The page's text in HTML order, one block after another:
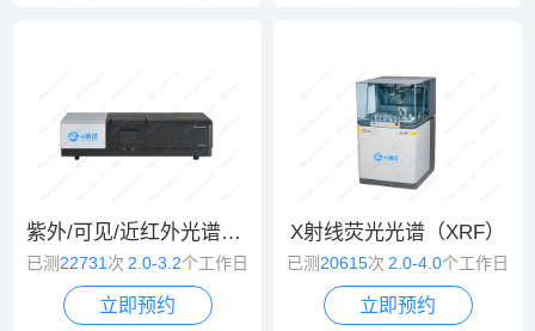
紫外/可见/近红外光谱（UV/VIS/NIR）
已测 22731 次 2.0-3.2个工作日
立即预约
X射线荧光光谱（XRF）
已测 20615次 2.0-4.0个工作日
立即预约